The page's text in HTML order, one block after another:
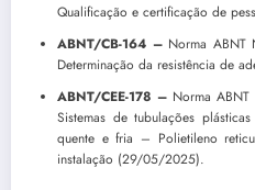
Qualificação e certificação de
ABNT/CB-164 –Norma ABNT
Determinação da resistência de
ABNT/CEE-178 –Norma ABNT
Sistemas de tubulações
quente e fria – Polietileno
instalação (29/05/2025).